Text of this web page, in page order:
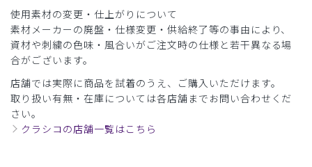
使用素材の変更・仕上がりについて
素材メーカーの廃盤・仕様変更・供給終了等の事由により、
資材や刺繍の色味・風合いがご注文時の仕様と若干異なる場
合がございます。
店舗では実際に商品を試着のうえ、ご購入いただけます。
取り扱い有無・在庫については各店舗までお問い合わせくだ
さい。
クラシコの店舗一覧はこちら